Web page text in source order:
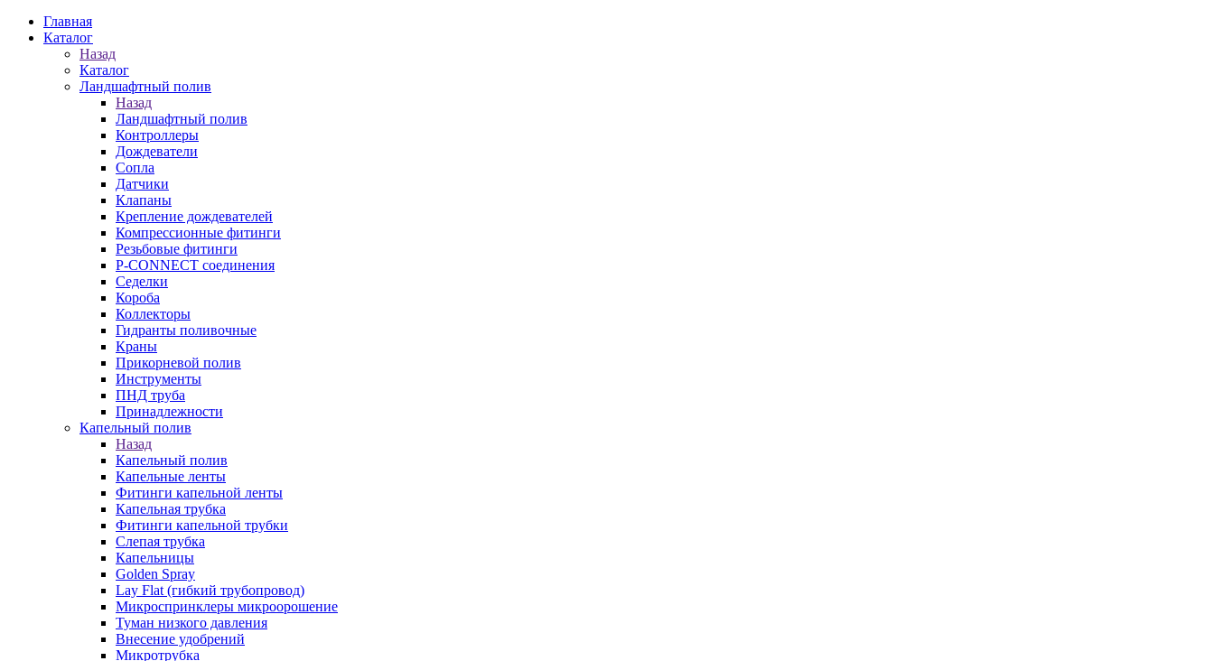
Главная
Каталог
Назад
Каталог
Ландшафтный полив
Назад
Ландшафтный полив
Контроллеры
Дождеватели
Сопла
Датчики
Клапаны
Крепление дождевателей
Компрессионные фитинги
Резьбовые фитинги
P-CONNECT соединения
Седелки
Короба
Коллекторы
Гидранты поливочные
Краны
Прикорневой полив
Инструменты
ПНД труба
Принадлежности
Капельный полив
Назад
Капельный полив
Капельные ленты
Фитинги капельной ленты
Капельная трубка
Фитинги капельной трубки
Слепая трубка
Капельницы
Golden Spray
Lay Flat (гибкий трубопровод)
Микроспринклеры микроорошение
Туман низкого давления
Внесение удобрений
Микротрубка